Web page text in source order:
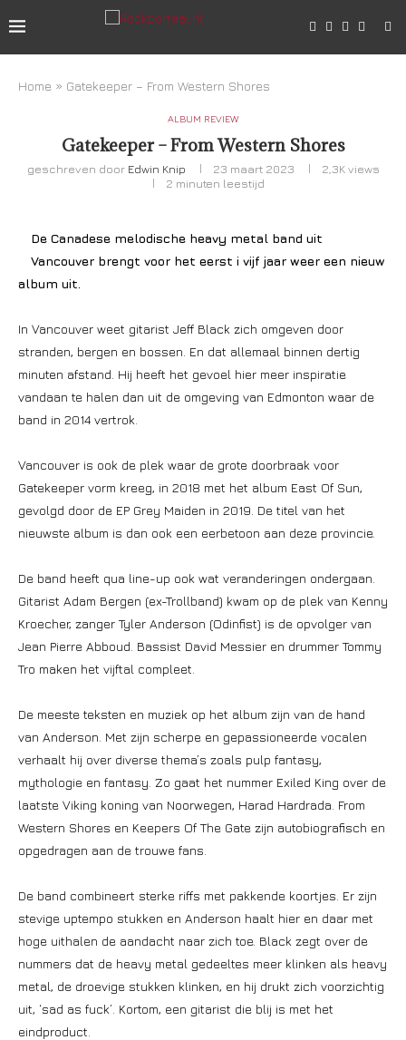
Home » Gatekeeper – From Western Shores
ALBUM REVIEW
Gatekeeper – From Western Shores
geschreven door Edwin Knip 23 maart 2023 2,3K views
2 minuten leestijd
De Canadese melodische heavy metal band uit
Vancouver brengt voor het eerst i vijf jaar weer een nieuw
album uit.
In Vancouver weet gitarist Jeff Black zich omgeven door
stranden, bergen en bossen. En dat allemaal binnen dertig
minuten afstand. Hij heeft het gevoel hier meer inspiratie
vandaan te halen dan uit de omgeving van Edmonton waar de
band in 2014 vertrok.
Vancouver is ook de plek waar de grote doorbraak voor
Gatekeeper vorm kreeg, in 2018 met het album East Of Sun,
gevolgd door de EP Grey Maiden in 2019. De titel van het
nieuwste album is dan ook een eerbetoon aan deze provincie.
De band heeft qua line-up ook wat veranderingen ondergaan.
Gitarist Adam Bergen (ex-Trollband) kwam op de plek van Kenny
Kroecher, zanger Tyler Anderson (Odinfist) is de opvolger van
Jean Pierre Abboud. Bassist David Messier en drummer Tommy
Tro maken het vijftal compleet.
De meeste teksten en muziek op het album zijn van de hand
van Anderson. Met zijn scherpe en gepassioneerde vocalen
verhaalt hij over diverse thema’s zoals pulp fantasy,
mythologie en fantasy. Zo gaat het nummer Exiled King over de
laatste Viking koning van Noorwegen, Harad Hardrada. From
Western Shores en Keepers Of The Gate zijn autobiografisch en
opgedragen aan de trouwe fans.
De band combineert sterke riffs met pakkende koortjes. Er zijn
stevige uptempo stukken en Anderson haalt hier en daar met
hoge uithalen de aandacht naar zich toe. Black zegt over de
nummers dat de heavy metal gedeeltes meer klinken als heavy
metal, de droevige stukken klinken, en hij drukt zich voorzichtig
uit, ‘sad as fuck’. Kortom, een gitarist die blij is met het
eindproduct.